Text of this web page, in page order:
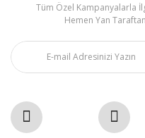
Tüm Özel Kampanyalarla
Hemen Yan